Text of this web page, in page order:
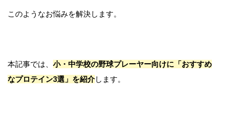
このようなお悩みを解決します。
本記事では、 小・中学校の野球プレーヤー向けに「おすすめ
なプロテイン3選」を紹介します。